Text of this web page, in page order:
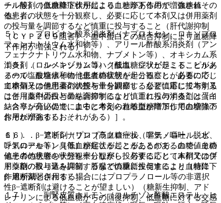
ール等）［低血糖症状が起こることがあるので、血糖値その
他患者の状態を十分観察し、必要に応じて本剤又は併用薬剤
の投与量を調節するなど慎重に投与すること（肝代謝抑制
（ＣＹＰ２Ｃ９阻害）、血中蛋白との結合抑制により血糖降
下作用が増強される）］。
１５）． シベンゾリンコハク酸塩、ジソピラミド、ピルメ
ノール塩酸塩水和物［低血糖症状が起こることがあるので、
血糖値その他患者の状態を十分観察し、必要に応じて本剤又
は併用薬剤の投与量を調節するなど慎重に投与すること（イ
ンスリン分泌促進によると考えられる血糖降下作用の増強の
おそれがある）］。
１６）． アドレナリン［高血糖症状（嘔気・嘔吐、脱水、
呼気のアセトン臭等）が起こることがあるので、血糖値その
他患者の状態を十分観察しながら投与すること（末梢でのブ
ドウ糖の取り込み抑制、肝臓での糖新生促進により血糖降下
作用が減弱される）］。
１７）． 副腎皮質ホルモン（コルチゾン酢酸エステル、ヒ
チル酸剤の血糖降下作用により血糖降下作用が増強され
る）］。
５）． プロピオン酸系消炎剤（ナプロキセン、ロキソプロ
フェンナトリウム水和物等）、アリール酢酸系消炎剤（アン
フェナクナトリウム水和物、ナブメトン等）、オキシカム系
消炎剤（ロルノキシカム等）［低血糖症状が起こることがあ
るので、血糖値その他患者の状態を十分観察し、必要に応じ
て本剤又は併用薬剤の投与量を調節するなど慎重に投与する
こと（血中蛋白との結合抑制により、これらの消炎剤は蛋白
結合率が高いので、血中に本剤の遊離型が増加して血糖降下
作用が増強するおそれがある）］。
６）． β−遮断剤（プロプラノロール、アテノロール、ピ
ンドロール等）［低血糖症状が起こることがあるので、血糖
値その他患者の状態を十分観察し、必要に応じて本剤又は併
用薬剤の投与量を調節するなど慎重に投与すること（特に
β−遮断剤と併用する場合にはプロプラノロール等の非選択
性β−遮断剤は避けることが望ましい）（糖新生抑制、アド
レナリンによる低血糖からの回復抑制、低血糖に対する交感